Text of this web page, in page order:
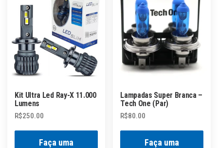
Kit Ultra Led Ray-X 11.000
Lumens
R$250.00
Faça uma
Lampadas Super Branca –
Tech One (Par)
R$80.00
Faça uma